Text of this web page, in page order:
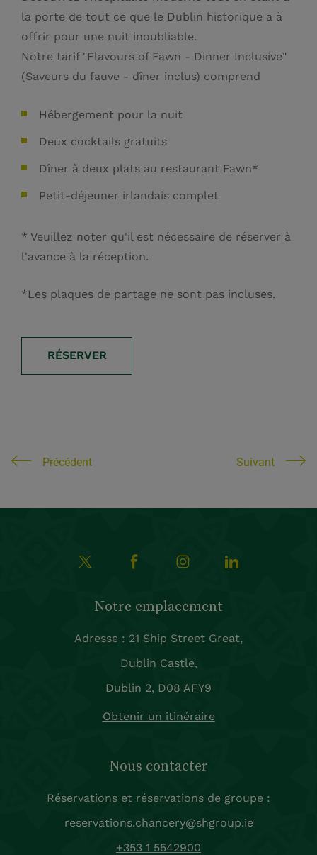
la porte de tout ce que le Dublin historique a à
offrir pour une nuit inoubliable.
Notre tarif "Flavours of Fawn - Dinner Inclusive"
(Saveurs du fauve - dîner inclus) comprend
Hébergement pour la nuit
Deux cocktails gratuits
Dîner à deux plats au restaurant Fawn*
Petit-déjeuner irlandais complet
* Veuillez noter qu'il est nécessaire de réserver à
l'avance à la réception.
*Les plaques de partage ne sont pas incluses.
RÉSERVER
Précédent Suivant
Notre emplacement
Adresse : 21 Ship Street Great,
Dublin Castle,
Dublin 2, D08 AFY9
Obtenir un itinéraire
Nous contacter
Réservations et réservations de groupe :
reservations.chancery@shgroup.ie
+353 1 5542900